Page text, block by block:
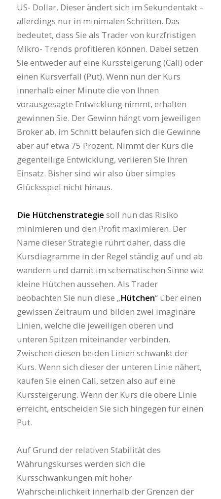
US- Dollar. Dieser ändert sich im Sekundentakt –
allerdings nur in minimalen Schritten. Das
bedeutet, dass Sie als Trader von kurzfristigen
Mikro- Trends profitieren können. Dabei setzen
Sie entweder auf eine Kurssteigerung (Call) oder
einen Kursverfall (Put). Wenn nun der Kurs
innerhalb einer Minute die von Ihnen
vorausgesagte Entwicklung nimmt, erhalten
gewinnen Sie. Der Gewinn hängt vom jeweiligen
Broker ab, im Schnitt belaufen sich die Gewinne
aber auf etwa 75 Prozent. Nimmt der Kurs die
gegenteilige Entwicklung, verlieren Sie Ihren
Einsatz. Bisher sind wir also über simples
Glücksspiel nicht hinaus.
Die Hütchenstrategie soll nun das Risiko
minimieren und den Profit maximieren. Der
Name dieser Strategie rührt daher, dass die
Kursdiagramme in der Regel ständig auf und ab
wandern und damit im schematischen Sinne wie
kleine Hütchen aussehen. Als Trader
beobachten Sie nun diese „Hütchen“ über einen
gewissen Zeitraum und bilden zwei imaginäre
Linien, welche die jeweiligen oberen und
unteren Spitzen miteinander verbinden.
Zwischen diesen beiden Linien schwankt der
Kurs. Wenn sich dieser der unteren Linie nähert,
kaufen Sie einen Call, setzen also auf eine
Kurssteigerung. Wenn der Kurs die obere Linie
erreicht, entscheiden Sie sich hingegen für einen
Put.
Auf Grund der relativen Stabilität des
Währungskurses werden sich die
Kursschwankungen mit hoher
Wahrscheinlichkeit innerhalb der Grenzen der